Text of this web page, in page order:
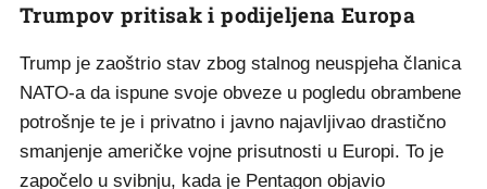
Trumpov pritisak i podijeljena Europa
Trump je zaoštrio stav zbog stalnog neuspjeha članica
NATO-a da ispune svoje obveze u pogledu obrambene
potrošnje te je i privatno i javno najavljivao drastično
smanjenje američke vojne prisutnosti u Europi. To je
započelo u svibnju, kada je Pentagon objavio